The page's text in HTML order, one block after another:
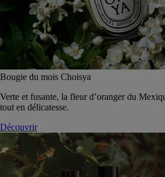
Bougie du mois Choisya
Verte et fusante, la fleur d’oranger du
tout en délicatesse.
Découvrir